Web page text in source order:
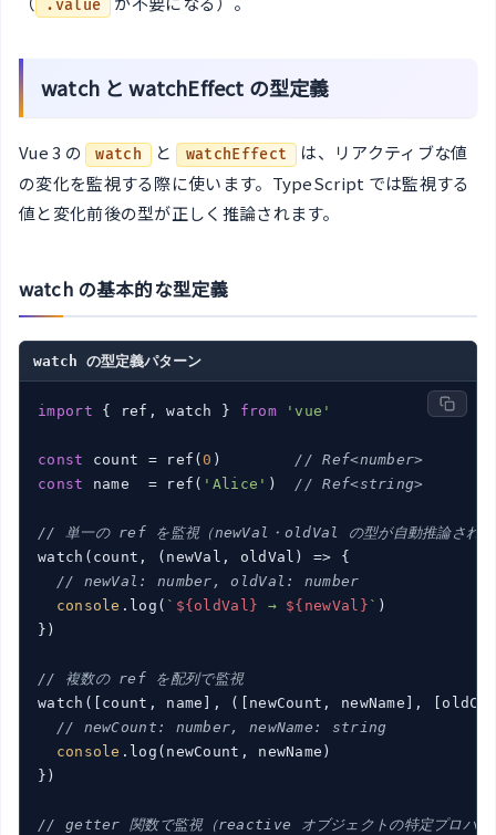
.value
watch と watchEffect の型定義
Vue 3 の watch と watchEffect
は、リアクティブな値
の変化を監視する際に使います。TypeScript では監視する
値と変化前後の型が正しく推論されます。
watch の基本的な型定義
watch の型定義パターン
import { ref, watch } from 'vue'
const count = ref(0 ) // Ref<number>
const name  = ref( 'Alice' ) // Ref<string>
// 単一の ref を監視（newVal・oldVal の型が自動推論され
watch(count,
( newVal, oldVal ) => {
// newVal: number, oldVal: number
console .log( ` ${oldVal} → ${newVal} ` )
})
// 複数の ref を配列で監視
watch([count, name],
(
[newCount, newName],
// newCount: number, newName: string
console .log(newCount, newName)
})
// getter 関数で監視（reactive オブジェクトの特定プロパテ